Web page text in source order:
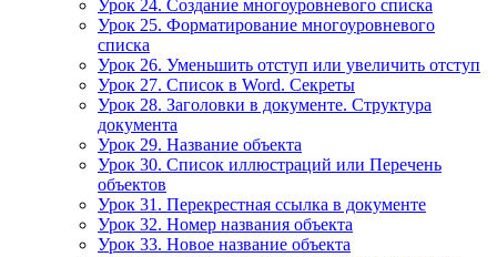
Урок 24. Создание многоуровневого списка
Урок 25. Форматирование многоуровневого
списка
Урок 26. Уменьшить отступ или увеличить отступ
Урок 27. Список в Word. Секреты
Урок 28. Заголовки в документе. Структура
документа
Урок 29. Название объекта
Урок 30. Список иллюстраций или Перечень
объектов
Урок 31. Перекрестная ссылка в документе
Урок 32. Номер названия объекта
Урок 33. Новое название объекта